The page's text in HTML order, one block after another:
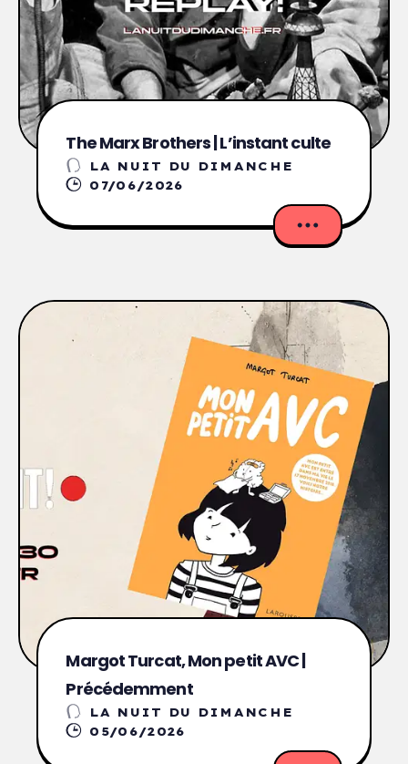
The Marx Brothers | L’instant culte
LA NUIT DU DIMANCHE
07/06/2026
Margot Turcat, Mon petit AVC |
Précédemment
LA NUIT DU DIMANCHE
05/06/2026